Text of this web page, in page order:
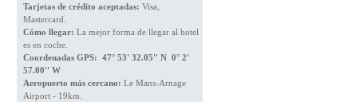
Tarjetas de crédito aceptadas: Visa,
Mastercard.
Cómo llegar: La mejor forma de llegar al hotel
es en coche.
Coordenadas GPS: 47° 53' 32.05'' N 0° 2'
57.00'' W
Aeropuerto más cercano: Le Mans-Arnage
Airport - 19km.